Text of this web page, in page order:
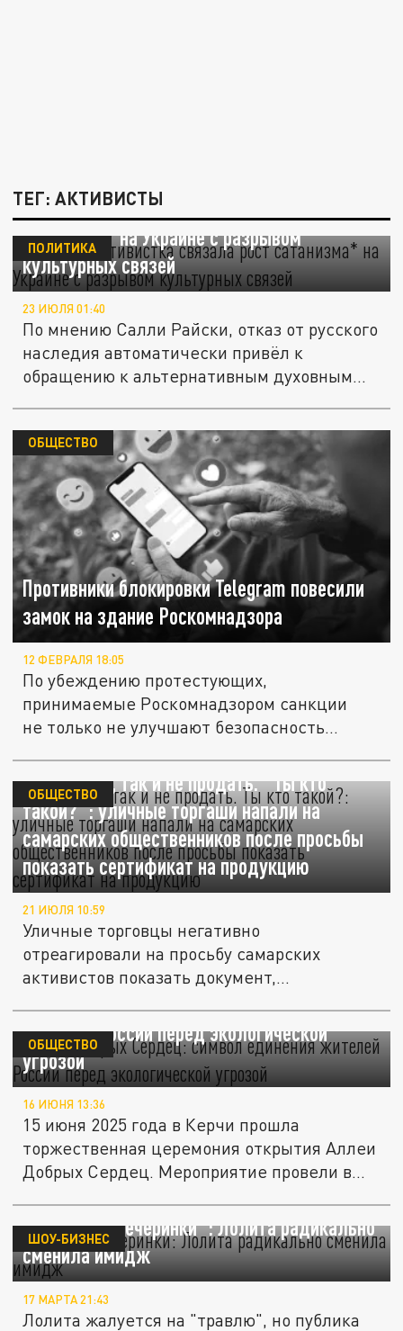
ТЕГ: АКТИВИСТЫ
Финская активистка связала рост
сатанизма* на Украине с разрывом
культурных связей
ПОЛИТИКА
23 ИЮЛЯ 01:40
По мнению Салли Райски, отказ от русского
наследия автоматически привёл к
обращению к альтернативным духовным...
Противники блокировки Telegram повесили
замок на здание Роскомнадзора
ОБЩЕСТВО
12 ФЕВРАЛЯ 18:05
По убеждению протестующих,
принимаемые Роскомнадзором санкции
не только не улучшают безопасность...
Не солгать, так и не продать. "Ты кто
такой?": уличные торгаши напали на
самарских общественников после просьбы
показать сертификат на продукцию
ОБЩЕСТВО
21 ИЮЛЯ 10:59
Уличные торговцы негативно
отреагировали на просьбу самарских
активистов показать документ,
Аллея Добрых Сердец: символ единения
жителей России перед экологической
угрозой
ОБЩЕСТВО
16 ИЮНЯ 13:36
15 июня 2025 года в Керчи прошла
торжественная церемония открытия Аллеи
Добрых Сердец. Мероприятие провели в...
Эхо "голой вечеринки": Лолита радикально
сменила имидж
ШОУ-БИЗНЕС
17 МАРТА 21:43
Лолита жалуется на "травлю", но публика